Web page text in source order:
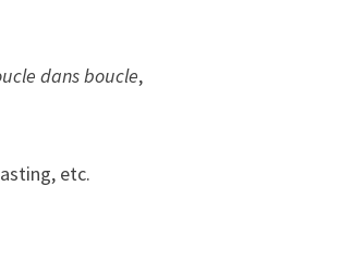
dans boucle,
etc.